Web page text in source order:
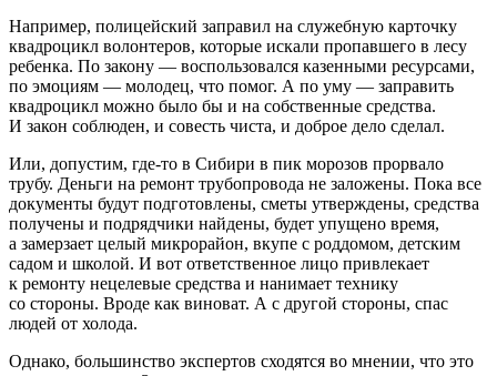
Например, полицейский заправил на служебную карточку
квадроцикл волонтеров, которые искали пропавшего в лесу
ребенка. По закону — воспользовался казенными ресурсами,
по эмоциям — молодец, что помог. А по уму — заправить
квадроцикл можно было бы и на собственные средства.
И закон соблюден, и совесть чиста, и доброе дело сделал.
Или, допустим, где-то в Сибири в пик морозов прорвало
трубу. Деньги на ремонт трубопровода не заложены. Пока все
документы будут подготовлены, сметы утверждены, средства
получены и подрядчики найдены, будет упущено время,
а замерзает целый микрорайон, вкупе с роддомом, детским
садом и школой. И вот ответственное лицо привлекает
к ремонту нецелевые средства и нанимает технику
со стороны. Вроде как виноват. А с другой стороны, спас
людей от холода.
Однако, большинство экспертов сходятся во мнении, что это